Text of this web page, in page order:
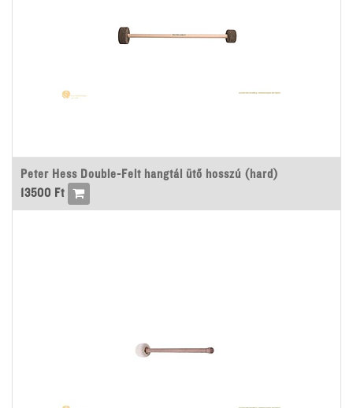
Peter Hess Double-Felt hangtál ütő hosszú (hard)
13500 Ft